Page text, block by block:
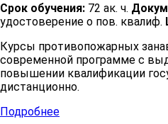
Срок обучения: 72 ак. ч.
удостоверение о пов. квалиф.
Курсы противопожарных
современной программе с
повышении квалификации
дистанционно.
Подробнее